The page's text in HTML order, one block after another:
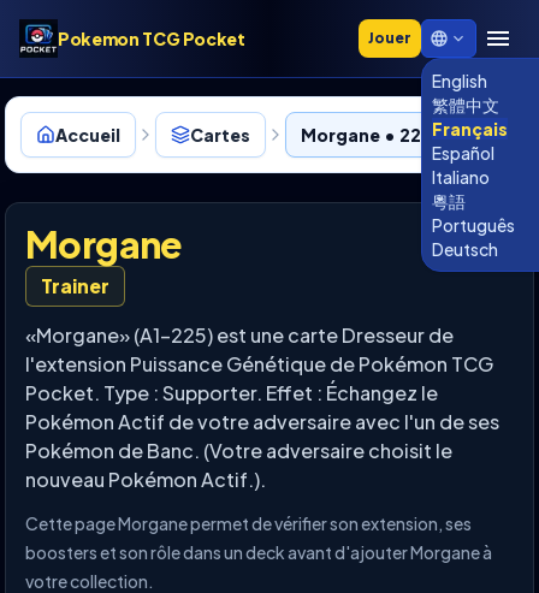
Pokemon TCG Pocket Jouer
English
繁體中文
Français
Español
Italiano
粵語
Português
Deutsch
Accueil Cartes Morgane • 225
Morgane
Trainer
«Morgane» (A1-225) est une carte Dresseur de
l'extension Puissance Génétique de Pokémon TCG
Pocket. Type : Supporter. Effet : Échangez le
Pokémon Actif de votre adversaire avec l'un de ses
Pokémon de Banc. (Votre adversaire choisit le
nouveau Pokémon Actif.).
Cette page Morgane permet de vérifier son extension, ses
boosters et son rôle dans un deck avant d'ajouter Morgane à
votre collection.